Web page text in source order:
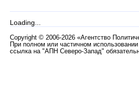
Loading...
Copyright © 2006-2026 «Агентство
При полном или частичном
ссылка на "АПН Северо-Запад"